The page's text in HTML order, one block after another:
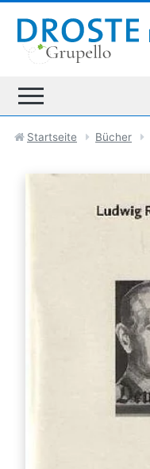
Startseite Bücher